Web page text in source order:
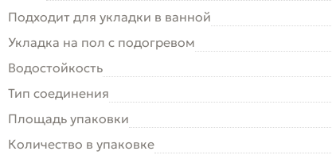
Подходит для укладки в ванной
Укладка на пол c подогревом
Водостойкость
Тип соединения
Площадь упаковки
Количество в упаковке